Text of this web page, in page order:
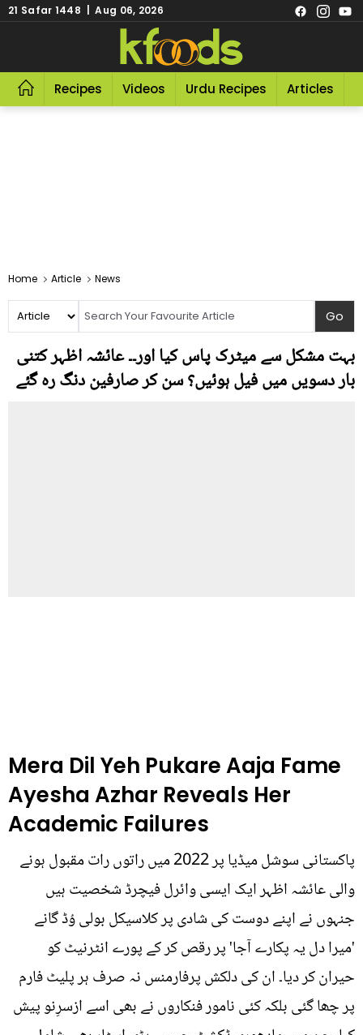
21 Safar 1448 | Aug 06, 2026
Recipes Videos Urdu Recipes Articles
Home Article News
بہت مشکل سے میٹرک پاس کیا اور۔۔ عائشہ اظہر کتنی
بار دسویں میں فیل ہوئیں؟ سن کر صارفین دنگ رہ گئے
Mera Dil Yeh Pukare Aaja Fame
Ayesha Azhar Reveals Her
Academic Failures
پاکستانی سوشل میڈیا پر 2022 میں راتوں رات مقبول ہونے
والی عائشہ اظہر ایک ایسی وائرل فیچرڈ شخصیت ہیں
جنہوں نے اپنے دوست کی شادی پر کلاسیکل بولی وُڈ گانے
'میرا دل یہ پکارے آجا' پر رقص کر کے پورے انٹرنیٹ کو
حیران کر دیا۔ ان کی دلکش پرفارمنس نہ صرف ہر پلیٹ فارم
پر چھا گئی بلکہ کئی نامور فنکاروں نے بھی اسے ازسرِنو پیش